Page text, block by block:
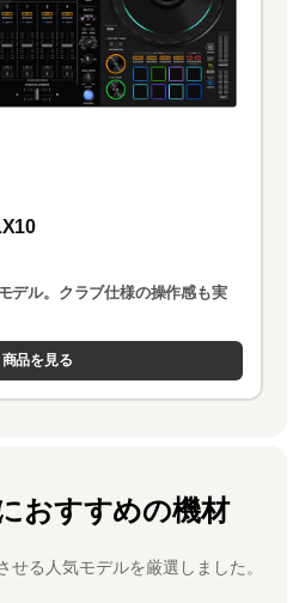
デル。クラブ仕様の操作感も実
商品を見る
おすすめの機材
せる人気モデルを厳選しました。